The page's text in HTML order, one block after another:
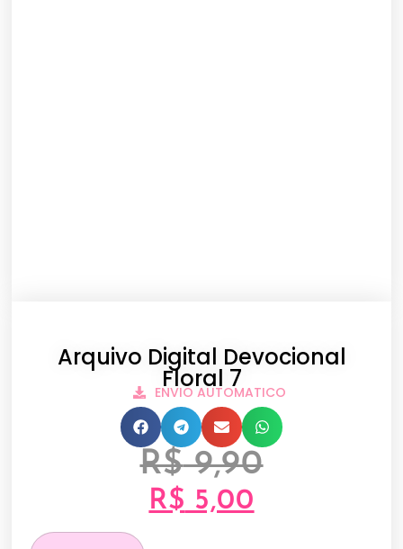
Arquivo Digital Devocional
Floral 7
ENVIO AUTOMATICO
R$9,90
R$ 5,00